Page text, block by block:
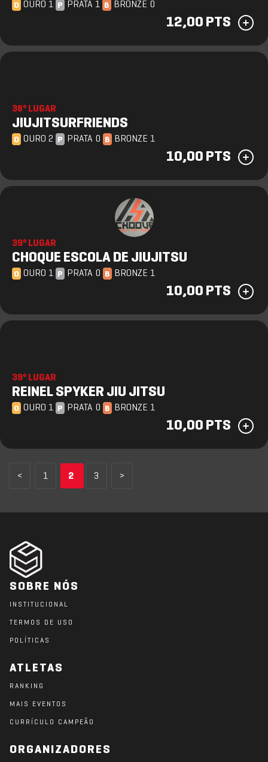
O OURO 1 P PRATA 1 B BRONZE 0
12,00 PTS
38º LUGAR
JIUJITSURFRIENDS
O OURO 2 P PRATA 0 B BRONZE 1
10,00 PTS
39º LUGAR
CHOQUE ESCOLA DE JIUJITSU
O OURO 1 P PRATA 0 B BRONZE 1
10,00 PTS
39º LUGAR
REINEL SPYKER JIU JITSU
O OURO 1 P PRATA 0 B BRONZE 1
10,00 PTS
< 1 2 3 >
SOBRE NÓS
INSTITUCIONAL
TERMOS DE USO
POLÍTICAS
ATLETAS
RANKING
MAIS EVENTOS
CURRÍCULO CAMPEÃO
ORGANIZADORES